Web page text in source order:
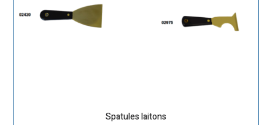
Spatules laitons